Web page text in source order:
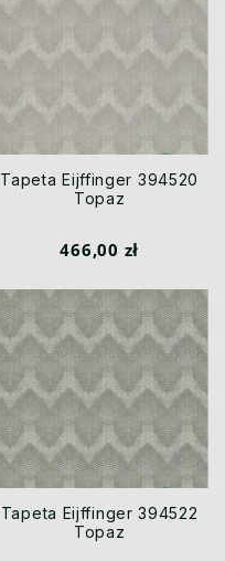
Tapeta Eijffinger 394520
Topaz
466,00 zł
Tapeta Eijffinger 394522
Topaz